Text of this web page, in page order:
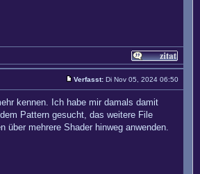
Verfasst: Di Nov 05, 2024 06:50
kennen. Ich habe mir damals damit
Pattern gesucht, das weitere File
über mehrere Shader hinweg anwenden.